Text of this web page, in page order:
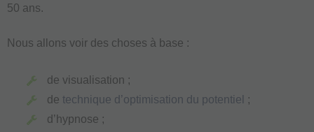
50 ans.
Nous allons voir des choses à base :
de visualisation ;
de technique d’optimisation du potentiel
;
d’hypnose ;